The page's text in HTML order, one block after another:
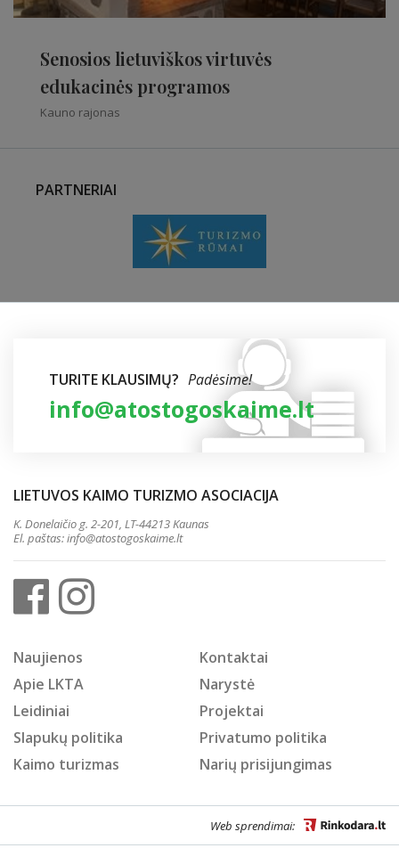
Senosios lietuviškos virtuvės
edukacinės programos
Kauno rajonas
PARTNERIAI
TURITE KLAUSIMŲ? Padėsime!
info@atostogoskaime.lt
LIETUVOS KAIMO TURIZMO ASOCIACIJA
K. Donelaičio g. 2-201, LT-44213 Kaunas
El. paštas:info@atostogoskaime.lt
Naujienos
Kontaktai
Apie LKTA
Narystė
Leidiniai
Projektai
Slapukų politika
Privatumo politika
Kaimo turizmas
Narių prisijungimas
Web sprendimai: